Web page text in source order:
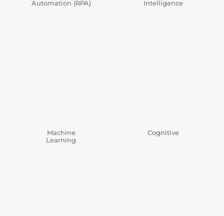
Automation (RPA)
Intelligence
Machine
Learning
Cognitive